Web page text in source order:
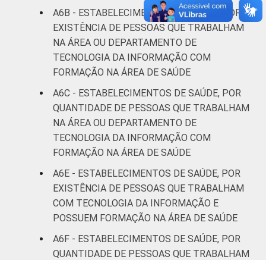
A6B - ESTABELECIMENTOS DE SAÚDE, POR
EXISTÊNCIA DE PESSOAS QUE TRABALHAM
NA ÁREA OU DEPARTAMENTO DE
TECNOLOGIA DA INFORMAÇÃO COM
FORMAÇÃO NA ÁREA DE SAÚDE
A6C - ESTABELECIMENTOS DE SAÚDE, POR
QUANTIDADE DE PESSOAS QUE TRABALHAM
NA ÁREA OU DEPARTAMENTO DE
TECNOLOGIA DA INFORMAÇÃO COM
FORMAÇÃO NA ÁREA DE SAÚDE
A6E - ESTABELECIMENTOS DE SAÚDE, POR
EXISTÊNCIA DE PESSOAS QUE TRABALHAM
COM TECNOLOGIA DA INFORMAÇÃO E
POSSUEM FORMAÇÃO NA ÁREA DE SAÚDE
A6F - ESTABELECIMENTOS DE SAÚDE, POR
QUANTIDADE DE PESSOAS QUE TRABALHAM